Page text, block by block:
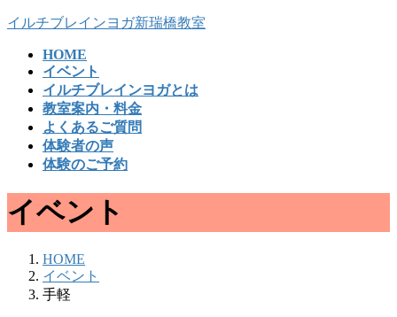
コ
ナ
イルチブレインヨガ新瑞橋教室
HOME
イベント
イルチブレインヨガとは
教室案内・料金
よくあるご質問
体験者の声
体験のご予約
イベント
HOME
イベント
手軽